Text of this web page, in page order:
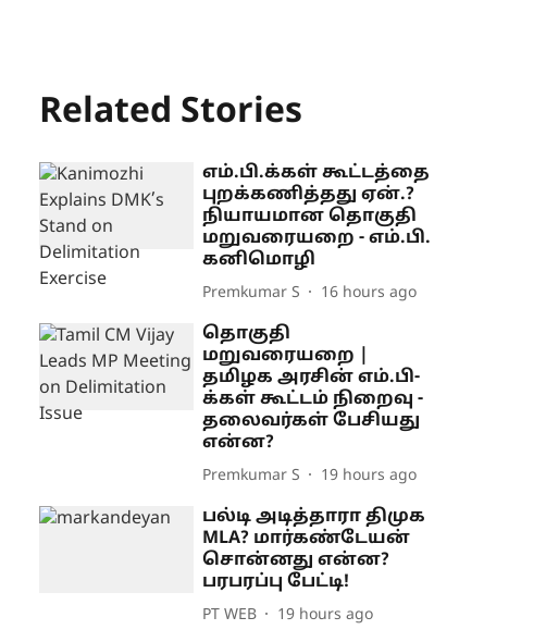
Related Stories
எம்.பி.க்கள் கூட்டத்தை
புறக்கணித்தது ஏன்.?
நியாயமான தொகுதி
மறுவரையறை - எம்.பி.
கனிமொழி
Premkumar S 16 hours ago
தொகுதி
மறுவரையறை |
தமிழக அரசின் எம்.பி-
க்கள் கூட்டம் நிறைவு -
தலைவர்கள் பேசியது
என்ன?
Premkumar S 19 hours ago
பல்டி அடித்தாரா திமுக
MLA? மார்கண்டேயன்
சொன்னது என்ன?
பரபரப்பு பேட்டி!
PT WEB 19 hours ago